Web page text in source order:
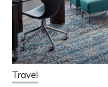
Travel